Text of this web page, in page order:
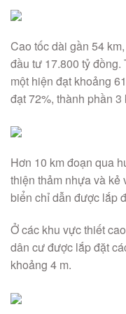
Cao tốc dài gần 54
đầu tư 17.800 tỷ đồng.
một hiện đạt khoảng
đạt 72%, thành phần
Hơn 10 km đoạn qua
thiện thảm nhựa và kẻ
biển chỉ dẫn được lắp
Ở các khu vực thiết
dân cư được lắp đặt
khoảng 4 m.